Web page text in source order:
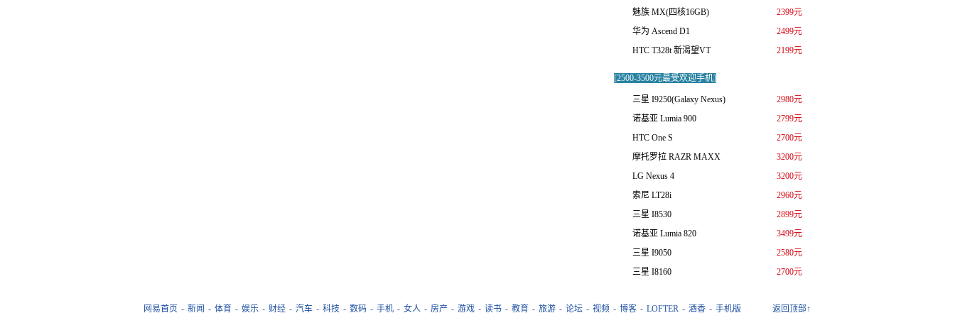
2399元
魅族 MX(四核16GB)
2499元
华为 Ascend D1
2199元
HTC T328t 新渴望VT
[2500-3500元最受欢迎手机]
2980元
三星 I9250(Galaxy Nexus)
2799元
诺基亚 Lumia 900
2700元
HTC One S
3200元
摩托罗拉 RAZR MAXX
3200元
LG Nexus 4
2960元
索尼 LT28i
2899元
三星 I8530
3499元
诺基亚 Lumia 820
2580元
三星 I9050
2700元
三星 I8160
网易首页 - 新闻 - 体育 - 娱乐 - 财经 - 汽车 - 科技 - 数码 - 手机 - 女人 - 房产 - 游戏 - 读书 - 教育 - 旅游 - 论坛 - 视频 - 博客 - LOFTER - 酒香 - 手机版 返回顶部↑